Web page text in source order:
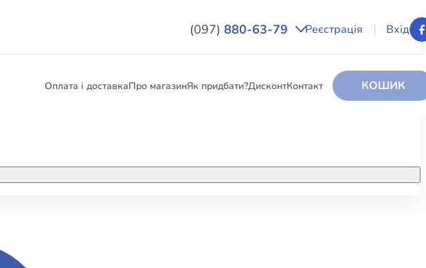
(097) 880-63-79 Реєстрація Вхід
Оплата і доставкаПро магазинЯк придбати?ДисконтКонтакт КОШИК
ЕЛЕКТРОННІ КНИГИ